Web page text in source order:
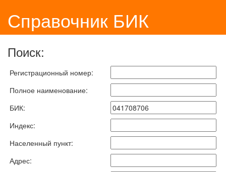
Справочник БИК
Поиск:
Регистрационный номер:
Полное наименование:
БИК:
Индекс:
Населенный пункт:
Адрес: